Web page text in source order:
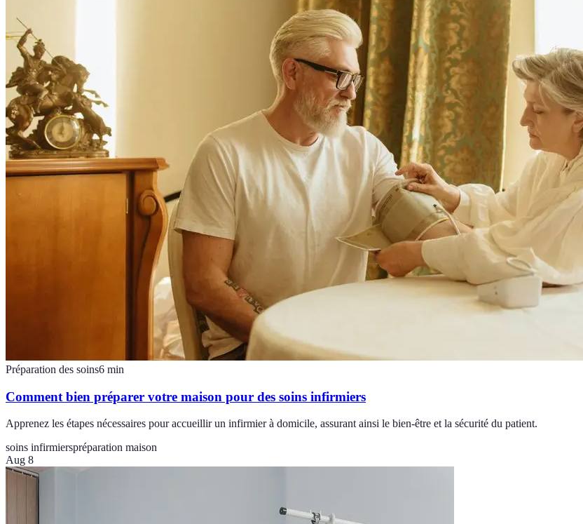
Préparation des soins6 min
Comment bien préparer votre maison pour des soins infirmiers
Apprenez les étapes nécessaires pour accueillir un infirmier à domicile, assurant ainsi le bien-être et la sécurité du patient.
soins infirmierspréparation maison
Aug 8